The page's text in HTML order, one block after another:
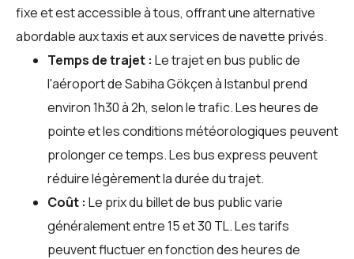
fixe et est accessible à tous, offrant une alternative
abordable aux taxis et aux services de navette privés.
Temps de trajet : Le trajet en bus public de
l'aéroport de Sabiha Gökçen à Istanbul prend
environ 1h30 à 2h, selon le trafic. Les heures de
pointe et les conditions météorologiques peuvent
prolonger ce temps. Les bus express peuvent
réduire légèrement la durée du trajet.
Coût : Le prix du billet de bus public varie
généralement entre 15 et 30 TL. Les tarifs
peuvent fluctuer en fonction des heures de